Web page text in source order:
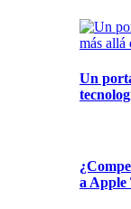
Un
a Apple